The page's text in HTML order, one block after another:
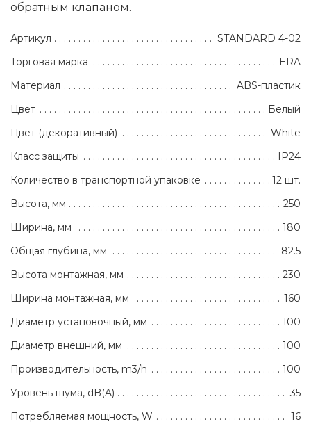
обратным клапаном.
Артикул
STANDARD 4-02
Торговая марка
ERA
Материал
ABS-пластик
Цвет
Белый
Цвет (декоративный)
White
Класс защиты
IP24
Количество в транспортной упаковке
12 шт.
Высота, мм
250
Ширина, мм
180
Общая глубина, мм
82.5
Высота монтажная, мм
230
Ширина монтажная, мм
160
Диаметр установочный, мм
100
Диаметр внешний, мм
100
Производительность, m3/h
100
Уровень шума, dB(A)
35
Потребляемая мощность, W
16